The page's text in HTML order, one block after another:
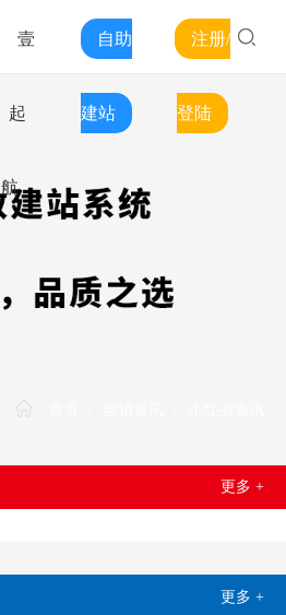
壹
起
航
自助
建站
注册/
登陆
更多 +
更多 +